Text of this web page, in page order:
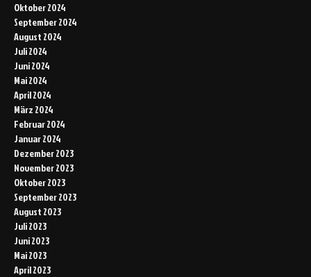
Oktober 2024
September 2024
August 2024
Juli 2024
Juni 2024
Mai 2024
April 2024
März 2024
Februar 2024
Januar 2024
Dezember 2023
November 2023
Oktober 2023
September 2023
August 2023
Juli 2023
Juni 2023
Mai 2023
April 2023